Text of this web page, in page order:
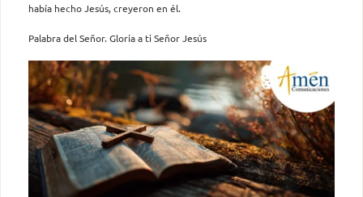
había hecho Jesús, creyeron en él.
Palabra del Señor. Gloria a ti Señor Jesús